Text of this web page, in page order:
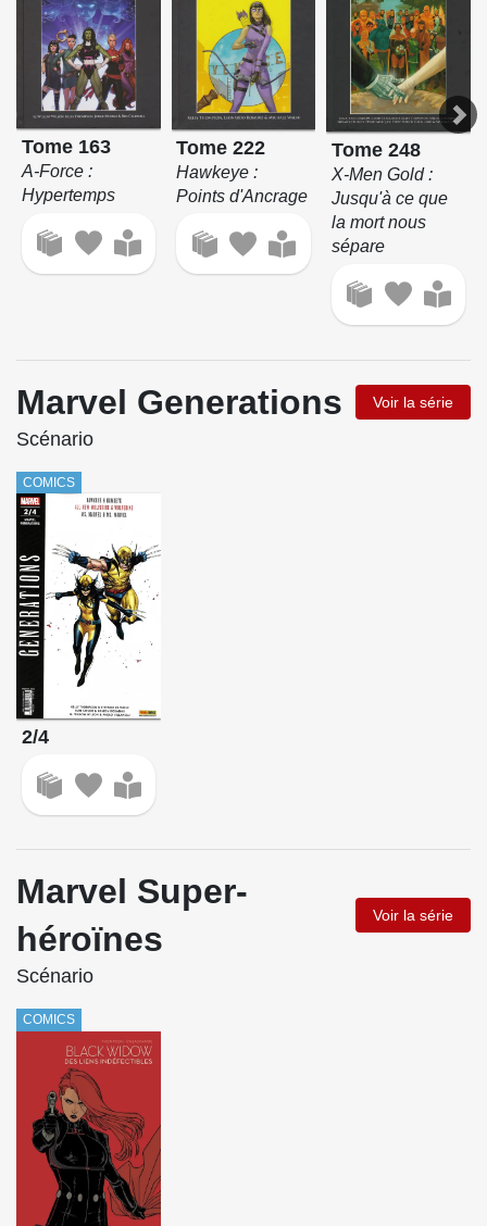
Tome 163
A-Force :
Hypertemps
Tome 222
Hawkeye :
Points d'Ancrage
Tome 248
X-Men Gold :
Jusqu'à ce que
la mort nous
sépare
Marvel Generations Voir la série
Scénario
COMICS
2/4
Marvel Super-
héroïnes
Voir la série
Scénario
COMICS